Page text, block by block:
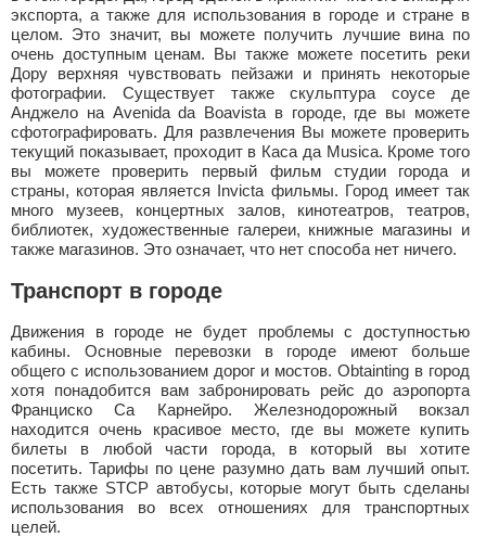
экспорта, а также для использования в городе и стране в
целом. Это значит, вы можете получить лучшие вина по
очень доступным ценам. Вы также можете посетить реки
Дору верхняя чувствовать пейзажи и принять некоторые
фотографии. Существует также скульптура соусе де
Анджело на Avenida da Boavista в городе, где вы можете
сфотографировать. Для развлечения Вы можете проверить
текущий показывает, проходит в Каса да Musica. Кроме того
вы можете проверить первый фильм студии города и
страны, которая является Invicta фильмы. Город имеет так
много музеев, концертных залов, кинотеатров, театров,
библиотек, художественные галереи, книжные магазины и
также магазинов. Это означает, что нет способа нет ничего.
Транспорт в городе
Движения в городе не будет проблемы с доступностью
кабины. Основные перевозки в городе имеют больше
общего с использованием дорог и мостов. Obtainting в город
хотя понадобится вам забронировать рейс до аэропорта
Франциско Са Карнейро. Железнодорожный вокзал
находится очень красивое место, где вы можете купить
билеты в любой части города, в который вы хотите
посетить. Тарифы по цене разумно дать вам лучший опыт.
Есть также STCP автобусы, которые могут быть сделаны
использования во всех отношениях для транспортных
целей.